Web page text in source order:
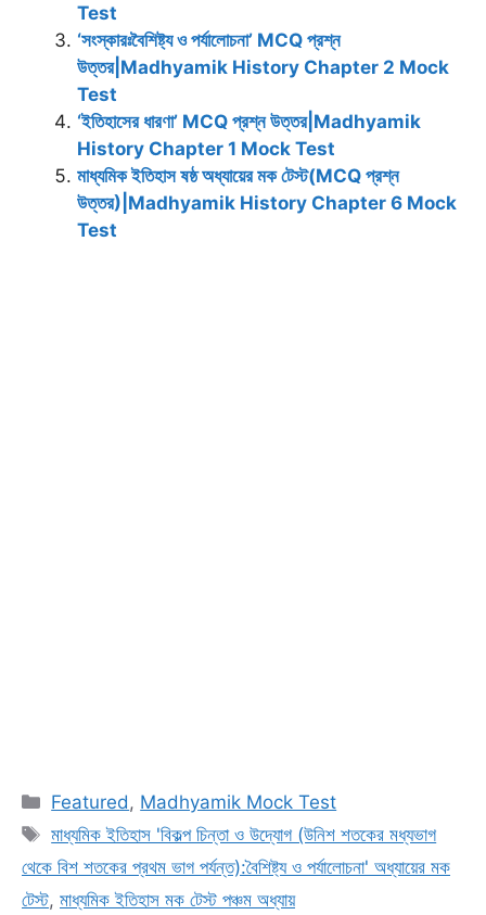
r
t
Test
‘সংস্কারঃবৈশিষ্ট্য ও পর্যালোচনা’ MCQ প্রশ্ন
উত্তর|Madhyamik History Chapter 2 Mock
Test
‘ইতিহাসের ধারণা’ MCQ প্রশ্ন উত্তর|Madhyamik
History Chapter 1 Mock Test
মাধ্যমিক ইতিহাস ষষ্ঠ অধ্যায়ের মক টেস্ট(MCQ প্রশ্ন
উত্তর)|Madhyamik History Chapter 6 Mock
Test
Categories
Featured , Madhyamik Mock Test
Tags
মাধ্যমিক ইতিহাস 'বিকল্প চিন্তা ও উদ্যোগ (উনিশ শতকের মধ্যভাগ
থেকে বিশ শতকের প্রথম ভাগ পর্যন্ত):বৈশিষ্ট্য ও পর্যালোচনা' অধ্যায়ের মক
টেস্ট, মাধ্যমিক ইতিহাস মক টেস্ট পঞ্চম অধ্যায়